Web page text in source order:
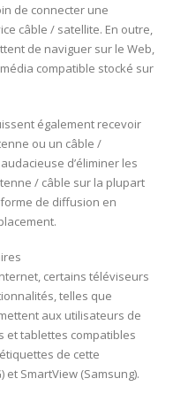
de connecter une
câble / satellite. En outre,
de naviguer sur le Web,
compatible stocké sur
également recevoir
ou un câble /
d’éliminer les
/ câble sur la plupart
de diffusion en
certains téléviseurs
telles que
aux utilisateurs de
et tablettes compatibles
de cette
SmartView (Samsung).